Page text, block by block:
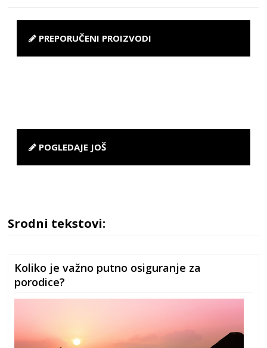
PREPORUČENI PROIZVODI
POGLEDAJE JOŠ
Srodni tekstovi:
Koliko je važno putno osiguranje za
porodice?